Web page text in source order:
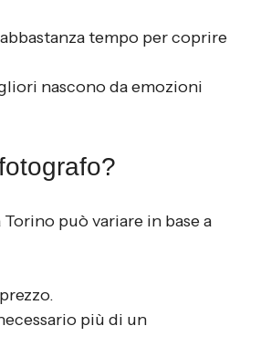
tempo per coprire
nascono da emozioni
può variare in base a
più di un